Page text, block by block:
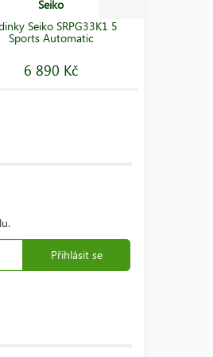
Seiko
Seiko SRPG33K1 5
Sports Automatic
6 890 Kč
Přihlásit se